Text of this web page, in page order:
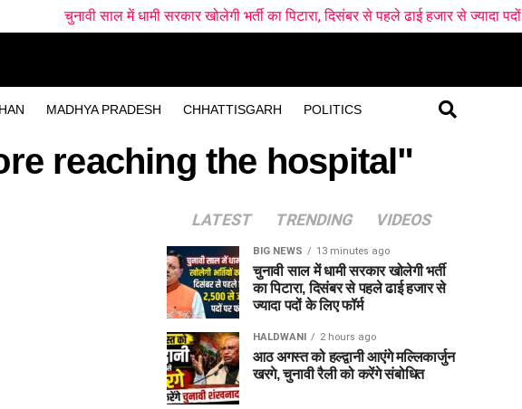
MADHYA PRADESH CHHATTISGARH POLITICS
साल में धामी सरकार खोलेगी भर्ती का पिटारा, दिसंबर से पहले ढाई हजार से ज्यादा पदों के लिए फॉर्म
reaching the hospital"
LATEST TRENDING VIDEOS
BIG NEWS 13 minutes ago
चुनावी साल में धामी सरकार खोलेगी भर्ती
का पिटारा, दिसंबर से पहले ढाई हजार से
ज्यादा पदों के लिए फॉर्म
HALDWANI 2 hours ago
आठ अगस्त को हल्द्वानी आएंगे मल्लिकार्जुन
खरगे, चुनावी रैली को करेंगे संबोधित